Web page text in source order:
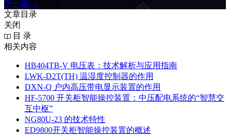
下一篇>>
文章目录
关闭
目 录
相关内容
HB404TB-V 电压表：技术解析与应用指南
LWK‑D2T(TH) 温湿度控制器的作用
DXN‑Q 户内高压带电显示装置的作用
HF-5700 开关柜智能操控装置：中压配电系统的“智慧交
互中枢”
NG80U-23 的技术特性
ED9800开关柜智能操控装置的概述